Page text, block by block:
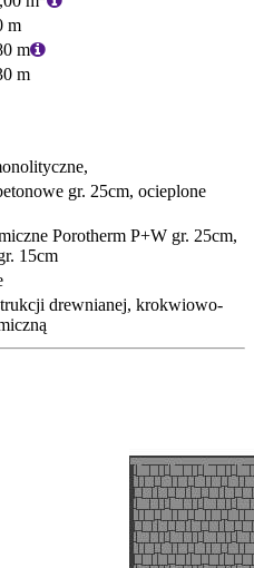
m
m
m
gr. 25cm, ocieplone
Porotherm P+W gr. 25cm,
15cm
drewnianej, krokwiowo-